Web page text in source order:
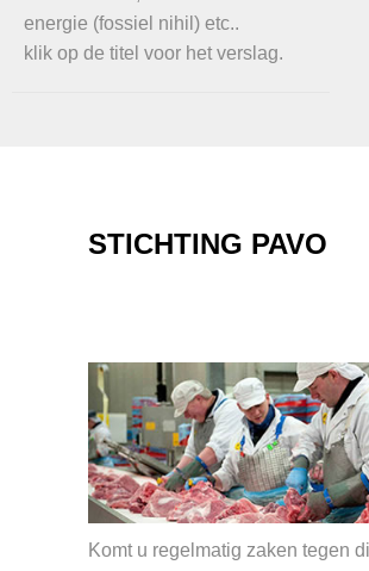
energie (fossiel nihil) etc..
klik op de titel voor het verslag.
STICHTING PAVO
Komt u regelmatig zaken tegen